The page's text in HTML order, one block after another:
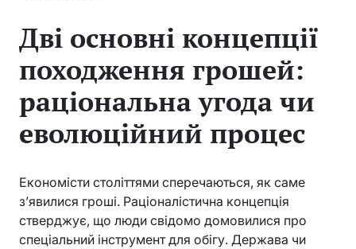
Дві основні концепції
походження грошей:
раціональна угода чи
еволюційний процес
Економісти століттями сперечаються, як саме
з’явилися гроші. Раціоналістична концепція
стверджує, що люди свідомо домовилися про
спеціальний інструмент для обігу. Держава чи